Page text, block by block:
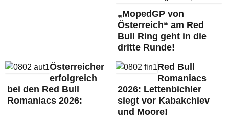
„MopedGP von
Österreich“ am Red
Bull Ring geht in die
dritte Runde!
Österreicher
erfolgreich
bei den Red Bull
Romaniacs 2026:
Red Bull
Romaniacs
2026: Lettenbichler
siegt vor Kabakchiev
und Moore!